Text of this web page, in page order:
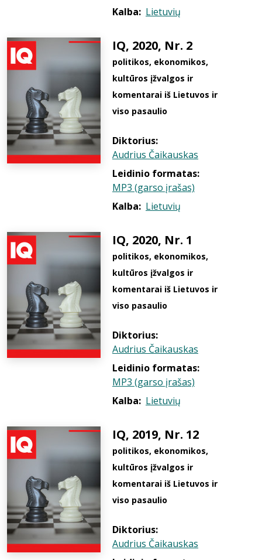
Kalba: Lietuvių
IQ, 2020, Nr. 2
politikos, ekonomikos,
kultūros įžvalgos ir
komentarai iš Lietuvos ir
viso pasaulio
Diktorius:
Audrius Čaikauskas
Leidinio formatas:
MP3 (garso įrašas)
Kalba: Lietuvių
IQ, 2020, Nr. 1
politikos, ekonomikos,
kultūros įžvalgos ir
komentarai iš Lietuvos ir
viso pasaulio
Diktorius:
Audrius Čaikauskas
Leidinio formatas:
MP3 (garso įrašas)
Kalba: Lietuvių
IQ, 2019, Nr. 12
politikos, ekonomikos,
kultūros įžvalgos ir
komentarai iš Lietuvos ir
viso pasaulio
Diktorius:
Audrius Čaikauskas